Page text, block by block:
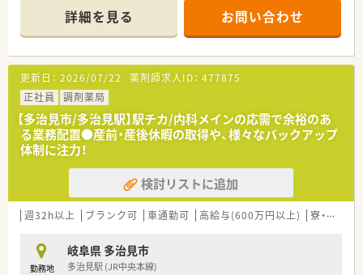
■研修制度は様々なプランがあり、集合研修だけでなく任意で受
講可能な研修も幅広く用意されています
■店舗で活躍する従業員、社外で活躍する従業員、将来経営幹部
となる従業員など、薬剤師として様々な活躍ができるフィールド
を用意されています
■総合薬剤師・調剤薬剤師（土日休み・19時までの勤務）どちらか
の働き方を選択できます
■調剤併設型だけでなく「医療モール・クリニック併設店舗」「敷
地内薬局」「訪問調剤特化型店舗」など様々な店舗を運営してい
ます
■在宅医療にも積極的取り組んでおり「訪問調剤特化型店舗」を
50店舗以上、無菌調剤室は業界最多の51店舗設置しています
■「プラチナくるみん認定企業」「健康経営優良法人2023（大規模
法人部門）認定」等を取得し一人ひとりが働きやすい環境が整備
されています
があるのも特徴です
詳細を見る お問い合わせ
更新日： 2026/07/22 薬剤師求人ID： 477875
正社員
調剤薬局
【多治見市/多治見駅】駅チカ/内科メインの応需で余裕のあ
る業務配置●産前・産後休暇の取得や、様々なバックアップ
体制に注力！
検討リストに追加
週32h以上 ブランク可 車通勤可 高給与(600万円以上) 寮・借上社宅あり
勤務地
岐阜県 多治見市
多治見駅 (JR中央本線)